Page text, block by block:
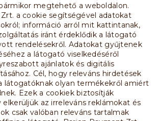
megtehető a weboldalon.
a cookie segítségével adatokat
információ arról mit kattintanak,
iránt érdeklődik a látogató
rendelésekről. Adatokat gyűjtenek
a látogató viselkedéséről
ajánlatok és digitális
Cél, hogy releváns hirdetések
látogatóknak olyan termékekről amiért
Ezek a cookiek biztosítják
elkerüljük az irreleváns reklámokat és
csak valóban releváns tartalmak